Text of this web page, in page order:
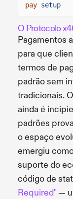
pay setup
O Protocolo
Pagamentos
para que
termos de
padrão sem
tradicionais.
ainda é
padrões
o espaço
emergiu
suporte do
código de
Required" —